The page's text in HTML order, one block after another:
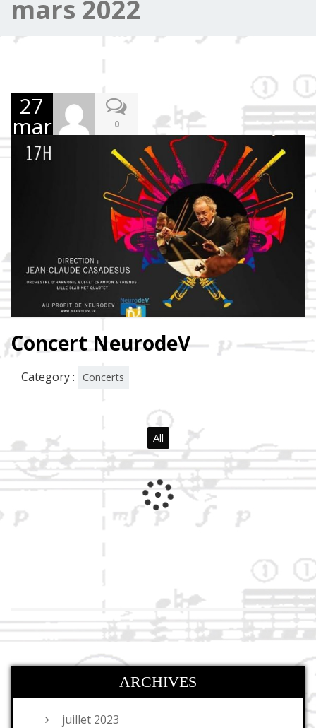
mars 2022
27
mars
2022
0
Concert NeurodeV
Category : Concerts
All
ARCHIVES
juillet 2023